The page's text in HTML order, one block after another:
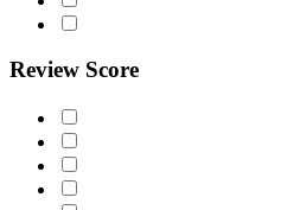
Review Score